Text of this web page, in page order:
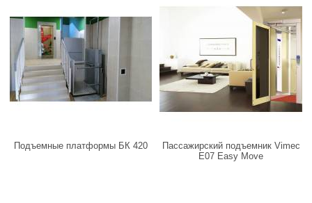
Подъемные платформы БК 420
Пассажирский подъемник Vimec
Е07 Easy Move